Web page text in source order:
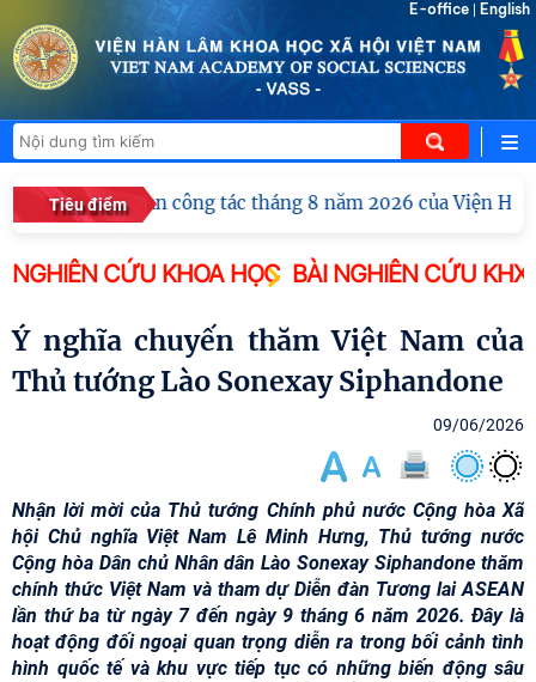
E-office English
Tiêu điểm
nghị giao ban công tác tháng 8 năm 2026 của Viện Hàn
NGHIÊN CỨU KHOA HỌC BÀI NGHIÊN CỨU
Ý nghĩa chuyến thăm Việt Nam của
Thủ tướng Lào Sonexay Siphandone
09/06/2026
Nhận lời mời của Thủ tướng Chính phủ nước Cộng hòa Xã
hội Chủ nghĩa Việt Nam Lê Minh Hưng, Thủ tướng nước
Cộng hòa Dân chủ Nhân dân Lào Sonexay Siphandone thăm
chính thức Việt Nam và tham dự Diễn đàn Tương lai ASEAN
lần thứ ba từ ngày 7 đến ngày 9 tháng 6 năm 2026. Đây là
hoạt động đối ngoại quan trọng diễn ra trong bối cảnh tình
hình quốc tế và khu vực tiếp tục có những biến động sâu